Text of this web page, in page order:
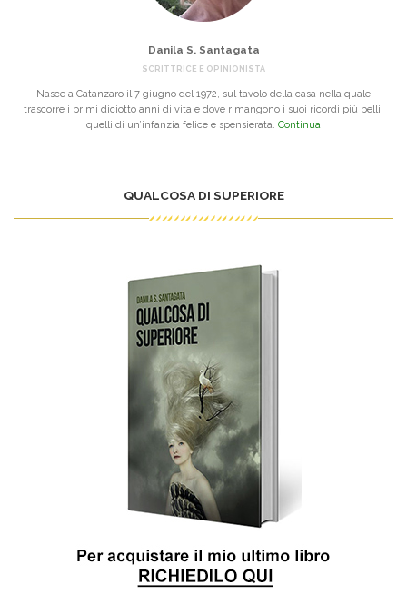
Danila S. Santagata
SCRITTRICE E OPINIONISTA
Nasce a Catanzaro il 7 giugno del 1972, sul tavolo della casa nella quale
trascorre i primi diciotto anni di vita e dove rimangono i suoi ricordi più belli:
quelli di un’infanzia felice e spensierata. Continua
QUALCOSA DI SUPERIORE